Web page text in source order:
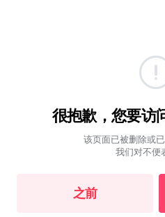
很抱歉，您要访
该页面已被删除或
我们对不便
之前